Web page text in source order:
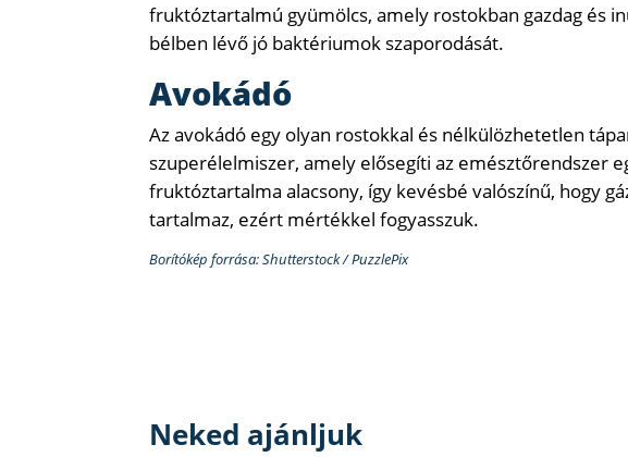
fruktóztartalmú gyümölcs, amely rostokban gazdag és
bélben lévő jó baktériumok szaporodását.
Avokádó
Az avokádó egy olyan rostokkal és nélkülözhetetlen
szuperélelmiszer, amely elősegíti az emésztőrendszer
fruktóztartalma alacsony, így kevésbé valószínű, hogy
tartalmaz, ezért mértékkel fogyasszuk.
Borítókép forrása: Shutterstock / PuzzlePix
Neked ajánljuk